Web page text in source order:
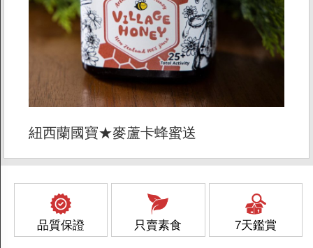
紐西蘭國寶★麥蘆卡蜂蜜送
品質保證 只賣素食 7天鑑賞